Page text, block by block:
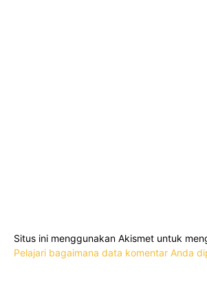
Situs ini menggunakan Akismet untuk
Pelajari bagaimana data komentar Anda